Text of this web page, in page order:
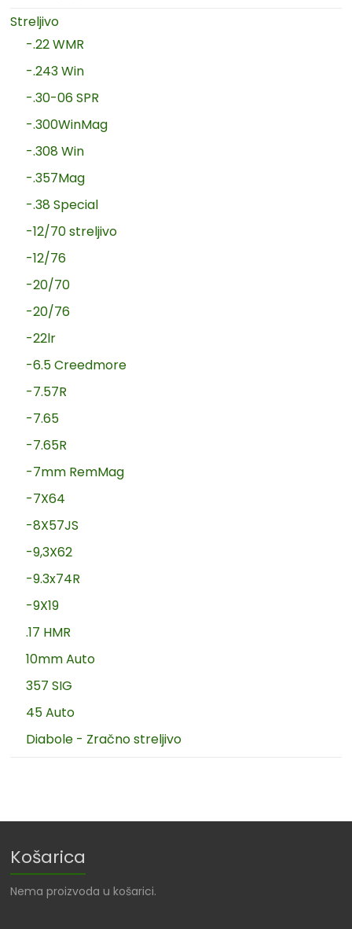
Streljivo
-.22 WMR
-.243 Win
-.30-06 SPR
-.300WinMag
-.308 Win
-.357Mag
-.38 Special
-12/70 streljivo
-12/76
-20/70
-20/76
-22lr
-6.5 Creedmore
-7.57R
-7.65
-7.65R
-7mm RemMag
-7X64
-8X57JS
-9,3X62
-9.3x74R
-9X19
.17 HMR
10mm Auto
357 SIG
45 Auto
Diabole - Zračno streljivo
Košarica
Nema proizvoda u košarici.